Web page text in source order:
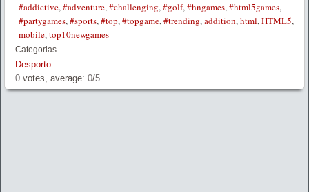
#addictive,#adventure,#challenging,#golf,#hngames,#html5games,
#partygames,#sports,#top,#topgame,#trending,addition,html,HTML5,
mobile,top10newgames
Categorias
Desporto
0 votes, average: 0/5